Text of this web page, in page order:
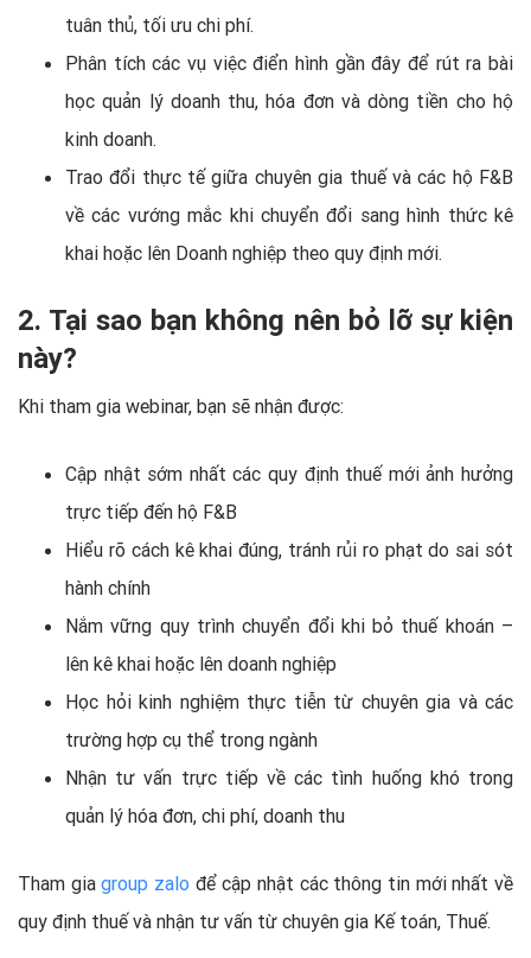
tuân thủ, tối ưu chi phí.
Phân tích các vụ việc điển hình gần đây để rút ra bài
học quản lý doanh thu, hóa đơn và dòng tiền cho hộ
kinh doanh.
Trao đổi thực tế giữa chuyên gia thuế và các hộ F&B
về các vướng mắc khi chuyển đổi sang hình thức kê
khai hoặc lên Doanh nghiệp theo quy định mới.
2. Tại sao bạn không nên bỏ lỡ sự kiện
này?
Khi tham gia webinar, bạn sẽ nhận được:
Cập nhật sớm nhất các quy định thuế mới ảnh hưởng
trực tiếp đến hộ F&B
Hiểu rõ cách kê khai đúng, tránh rủi ro phạt do sai sót
hành chính
Nắm vững quy trình chuyển đổi khi bỏ thuế khoán –
lên kê khai hoặc lên doanh nghiệp
Học hỏi kinh nghiệm thực tiễn từ chuyên gia và các
trường hợp cụ thể trong ngành
Nhận tư vấn trực tiếp về các tình huống khó trong
quản lý hóa đơn, chi phí, doanh thu
Tham giagroup zalo để cập nhật các thông tin mới nhất về
quy định thuế và nhận tư vấn từ chuyên gia Kế toán, Thuế.